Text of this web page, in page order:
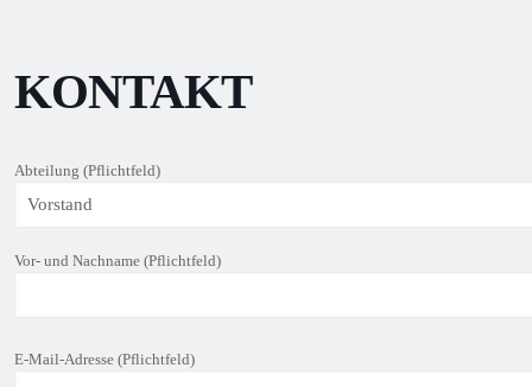
KONTAKT
Abteilung (Pflichtfeld)
Vor- und Nachname (Pflichtfeld)
i
E-Mail-Adresse (Pflichtfeld)